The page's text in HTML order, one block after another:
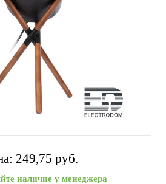
249,75 pуб.
наличие у менеджера